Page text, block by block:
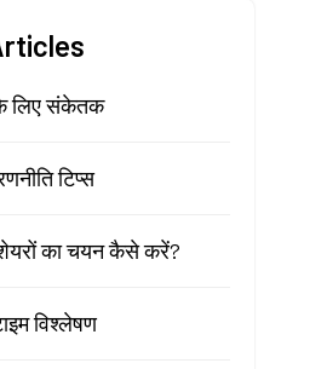
लिए संकेतक
टिप्स
का चयन कैसे करें?
विश्लेषण